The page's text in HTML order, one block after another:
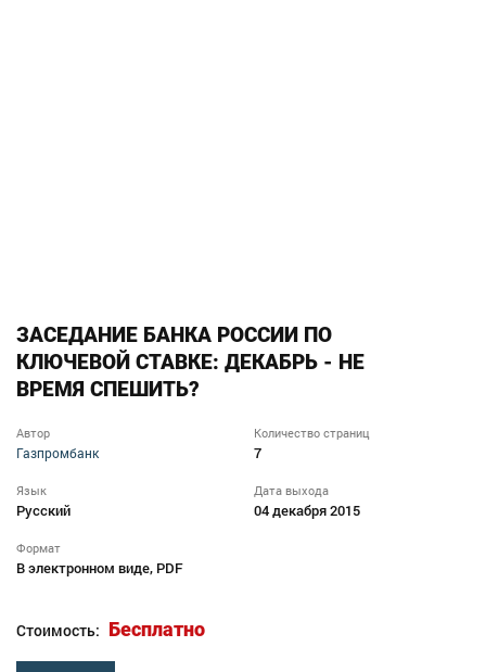
ЗАСЕДАНИЕ БАНКА РОССИИ ПО
КЛЮЧЕВОЙ СТАВКЕ: ДЕКАБРЬ - НЕ
ВРЕМЯ СПЕШИТЬ?
Автор
Газпромбанк
Количество страниц
7
Язык
Русский
Дата выхода
04 декабря 2015
Формат
В электронном виде, PDF
Стоимость: Бесплатно